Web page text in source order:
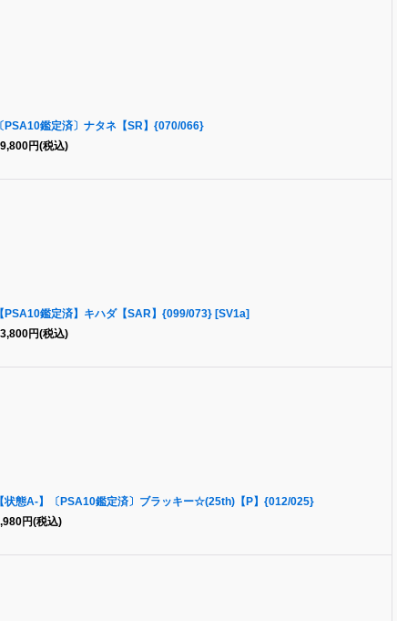
〔PSA10鑑定済〕ナタネ【SR】{070/066}
円(税込)
【PSA10鑑定済】キハダ【SAR】{099/073} [SV1a]
円(税込)
【状態A-】〔PSA10鑑定済〕ブラッキー☆(25th)【P】{012/025}
円(税込)